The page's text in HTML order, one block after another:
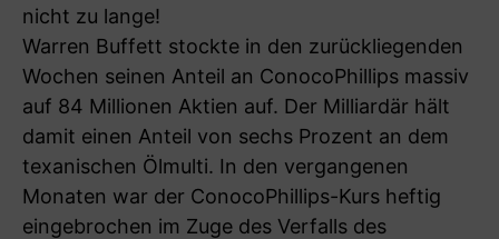
nicht zu lange!
Warren Buffett stockte in den zurückliegenden
Wochen seinen Anteil an ConocoPhillips massiv
auf 84 Millionen Aktien auf. Der Milliardär hält
damit einen Anteil von sechs Prozent an dem
texanischen Ölmulti. In den vergangenen
Monaten war der ConocoPhillips-Kurs heftig
eingebrochen im Zuge des Verfalls des